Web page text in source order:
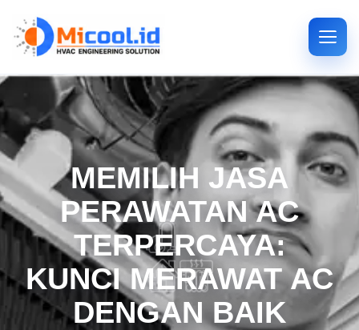
MEMILIH JASA
PERAWATAN AC
TERPERCAYA:
KUNCI MERAWAT AC
DENGAN BAIK